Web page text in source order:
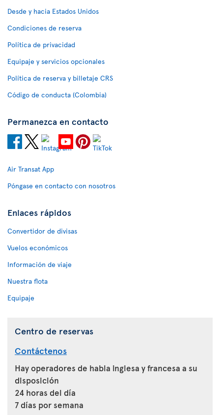
Desde y hacia Estados Unidos
Condiciones de reserva
Política de privacidad
Equipaje y servicios opcionales
Política de reserva y billetaje CRS
Código de conducta (Colombia)
Permanezca en contacto
Air Transat App
Póngase en contacto con nosotros
Enlaces rápidos
Convertidor de divisas
Vuelos económicos
Información de viaje
Nuestra flota
Equipaje
Centro de reservas
Contáctenos
Hay operadores de habla inglesa y francesa a su
disposición
24 horas del día
7 días por semana